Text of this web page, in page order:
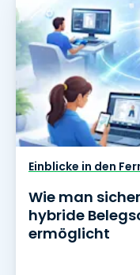
Einblicke in den
Wie man
hybride
ermöglicht